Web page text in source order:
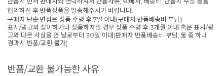
협의하신 후 반품상품을 발송해주시기 바랍니다.
구매자 단순 변심은 상품 수령 후 7일 이내(구매자 반품배송비 부담)
표시/광고와 상이하거나 상품하자일 경우 상품 수령 후 3개월 이내 혹은 표시/광
고와 다른 사실을 안 날로부터 30일 이내(판매자 반품배송비 부담, 둘 중 하나
경과시 반품/교환 불가)
반품/교환 불가능한 사유